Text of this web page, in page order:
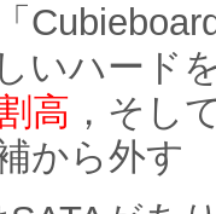
いハード
高 ，そし
から外す